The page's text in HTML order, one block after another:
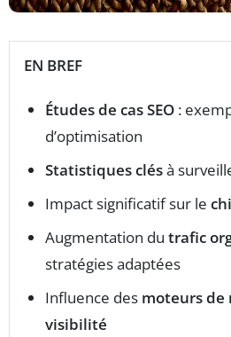
EN BREF
Études de cas SEO :
d’optimisation
Statistiques clésà
Impact significatif sur le
Augmentation du trafic
stratégies adaptées
Influence des moteurs de
visibilité